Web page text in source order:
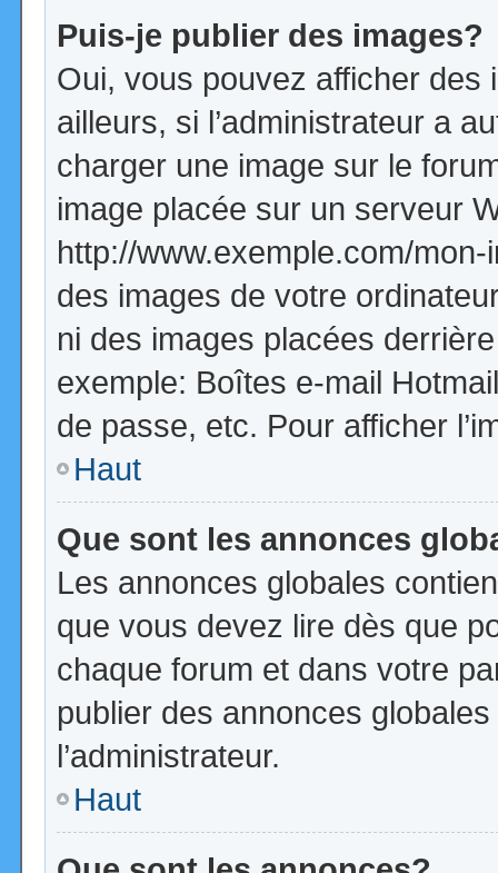
Puis-je publier des images?
Oui, vous pouvez afficher
ailleurs, si l’administrateur a
charger une image sur le
image placée sur un serveur
http://www.exemple.com/
des images de votre
ni des images placées
exemple: Boîtes e-mail
de passe, etc. Pour afficher
Haut
Que sont les annonces
Les annonces globales
que vous devez lire dès que
chaque forum et dans votre
publier des annonces
l’administrateur.
Haut